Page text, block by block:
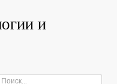
и
Искать...